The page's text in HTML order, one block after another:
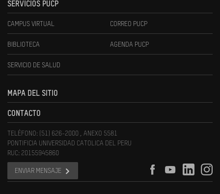
SERVICIOS PUCP
CAMPUS VIRTUAL CORREO PUCP
BIBLIOTECA AGENDA PUCP
SERVICIO DE SALUD
MAPA DEL SITIO
CONTACTO
TELÉFONO: (51) 626-2000 , ANEXO 5581
PONTIFICIA UNIVERSIDAD CATOLICA DEL PERU
RUC: 20155945860
ENVIAR MENSAJE